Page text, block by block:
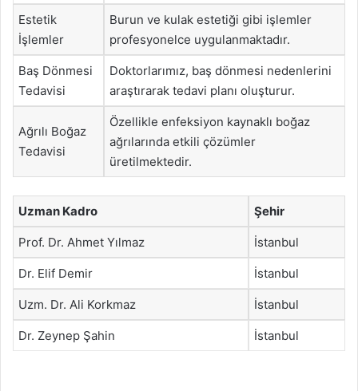
Estetik
İşlemler
Burun ve kulak estetiği gibi işlemler
profesyonelce uygulanmaktadır.
Baş Dönmesi
Tedavisi
Doktorlarımız, baş dönmesi nedenlerini
araştırarak tedavi planı oluşturur.
Ağrılı Boğaz
Tedavisi
Özellikle enfeksiyon kaynaklı boğaz
ağrılarında etkili çözümler
üretilmektedir.
Uzman Kadro Şehir
Prof. Dr. Ahmet Yılmaz İstanbul
Dr. Elif Demir İstanbul
Uzm. Dr. Ali Korkmaz İstanbul
Dr. Zeynep Şahin İstanbul